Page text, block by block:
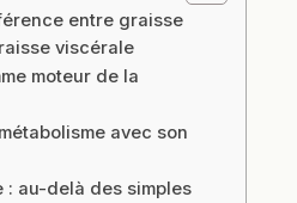
entre graisse
viscérale
moteur de la
avec son
: au-delà des simples